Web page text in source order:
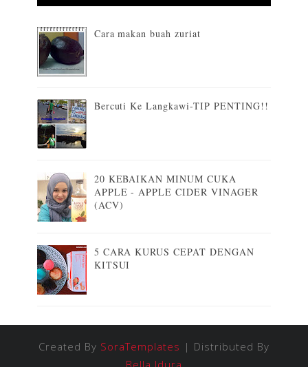
Cara makan buah zuriat
Bercuti Ke Langkawi-TIP PENTING!!
20 KEBAIKAN MINUM CUKA
APPLE - APPLE CIDER VINAGER
(ACV)
5 CARA KURUS CEPAT DENGAN
KITSUI
Created By SoraTemplates | Distributed By